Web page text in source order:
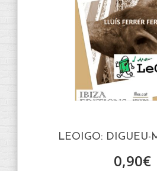
LEOIGO: DIGUEU-
0,90€